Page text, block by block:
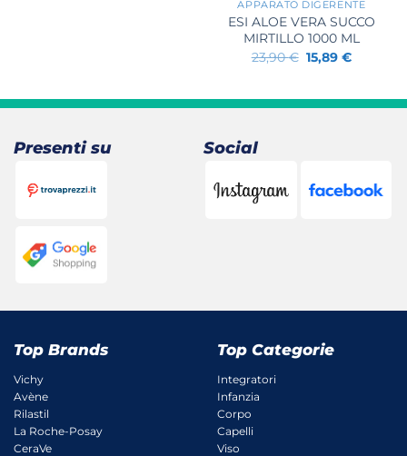
APPARATO DIGERENTE
ESI ALOE VERA SUCCO
MIRTILLO 1000 ML
23,90€ Il
prezzo
23,90 €.
15,89 €Il
15,89 €.
Presenti su Social
Top Brands
Vichy
Avène
Rilastil
La Roche-Posay
CeraVe
Top Categorie
Integratori
Infanzia
Corpo
Capelli
Viso